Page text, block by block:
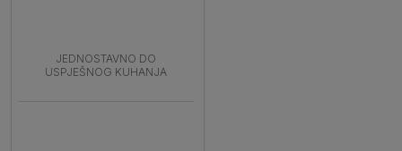
JEDNOSTAVNO DO
USPJEŠNOG KUHANJA